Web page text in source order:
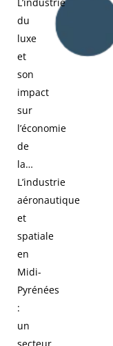
du
luxe
et
son
impact
sur
l’économie
de
la…
L’industrie
aéronautique
et
spatiale
en
Midi-
Pyrénées
:
un